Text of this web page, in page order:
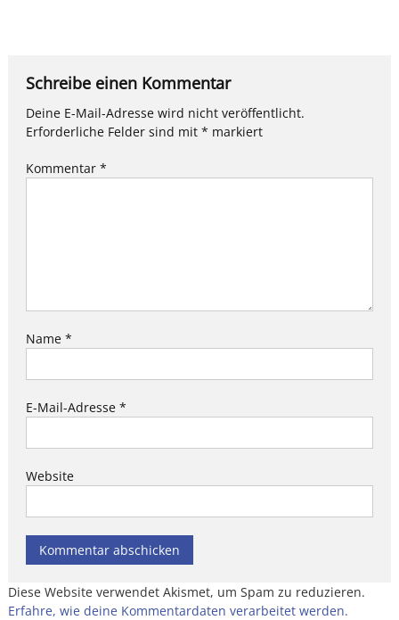
Schreibe einen Kommentar
Deine E-Mail-Adresse wird nicht veröffentlicht.
Erforderliche Felder sind mit * markiert
Kommentar *
Name *
E-Mail-Adresse *
Website
Diese Website verwendet Akismet, um Spam zu reduzieren.
Erfahre, wie deine Kommentardaten verarbeitet werden.